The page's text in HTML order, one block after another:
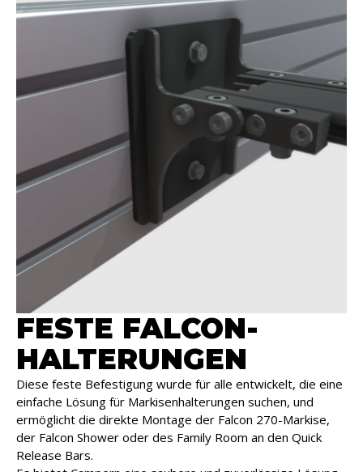
FESTE FALCON-
HALTERUNGEN
Diese feste Befestigung wurde für alle entwickelt, die eine
einfache Lösung für Markisenhalterungen suchen, und
ermöglicht die direkte Montage der Falcon 270-Markise,
der Falcon Shower oder des Family Room an den Quick
Release Bars.